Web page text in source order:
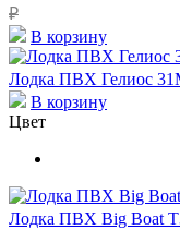
₽
В корзину
Лодка ПВХ Гелиос
В корзину
Цвет
Лодка ПВХ Big Boat